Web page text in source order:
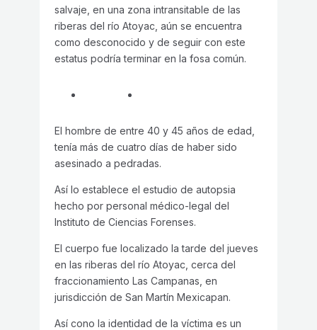
salvaje, en una zona intransitable de las
riberas del río Atoyac, aún se encuentra
como desconocido y de seguir con este
estatus podría terminar en la fosa común.
El hombre de entre 40 y 45 años de edad,
tenía más de cuatro días de haber sido
asesinado a pedradas.
Así lo establece el estudio de autopsia
hecho por personal médico-legal del
Instituto de Ciencias Forenses.
El cuerpo fue localizado la tarde del jueves
en las riberas del río Atoyac, cerca del
fraccionamiento Las Campanas, en
jurisdicción de San Martín Mexicapan.
Así cono la identidad de la víctima es un